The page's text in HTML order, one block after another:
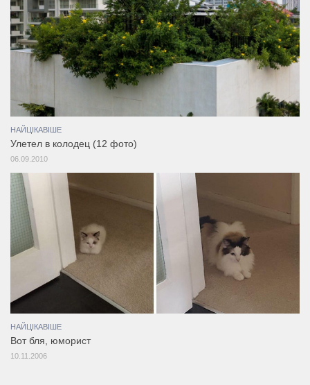
НАЙЦІКАВІШЕ
Улетел в колодец (12 фото)
06.09.2010
НАЙЦІКАВІШЕ
Вот бля, юморист
10.11.2006